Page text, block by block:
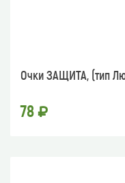
Очки ЗАЩИТА, (тип
78